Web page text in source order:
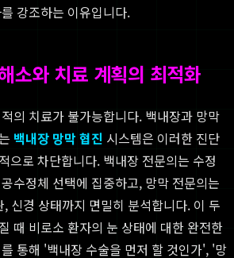
강조하는 이유입니다.
소와 치료 계획의 최적화
의 치료가 불가능합니다. 백내장과 망막
백내장 망막 협진 시스템은 이러한 진단
으로 차단합니다. 백내장 전문의는 수정
수정체 선택에 집중하고, 망막 전문의는
신경 상태까지 면밀히 분석합니다. 이 두
때 비로소 환자의 눈 상태에 대한 완전한
통해 '백내장 수술을 먼저 할 것인가', '망